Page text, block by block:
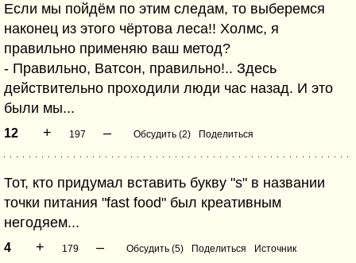
Если мы пойдём по этим следам, то выберемся
наконец из этого чёртова леса!! Холмс, я
правильно применяю ваш метод?
- Правильно, Ватсон, правильно!.. Здесь
действительно проходили люди час назад. И это
были мы...
12 + 197 – Обсудить (2) Поделиться
Тот, кто придумал вставить букву "s" в названии
точки питания "fast food" был креативным
негодяем...
4 + 179 – Обсудить (5) Поделиться Источник